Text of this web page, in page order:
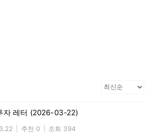
자 레터 (2026-03-22)
추천 0 조회 394